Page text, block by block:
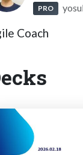
PRO
Coach